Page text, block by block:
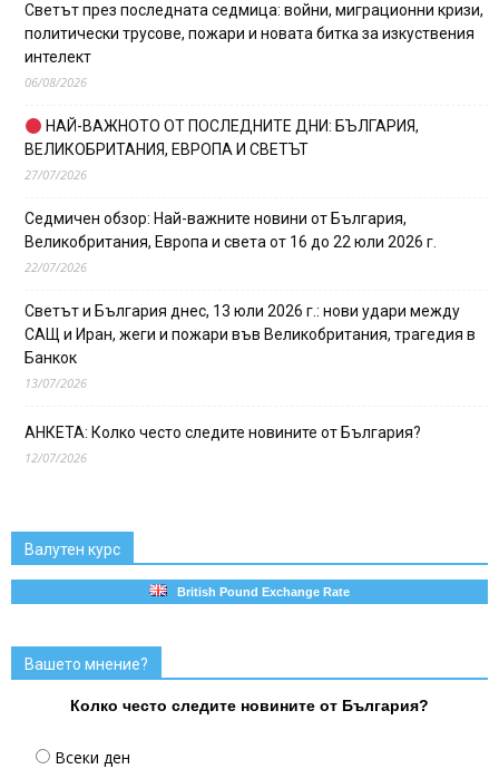
Светът през последната седмица: войни, миграционни кризи,
политически трусове, пожари и новата битка за изкуствения
интелект
06/08/2026
НАЙ-ВАЖНОТО ОТ ПОСЛЕДНИТЕ ДНИ: БЪЛГАРИЯ,
ВЕЛИКОБРИТАНИЯ, ЕВРОПА И СВЕТЪТ
27/07/2026
Седмичен обзор: Най-важните новини от България,
Великобритания, Европа и света от 16 до 22 юли 2026 г.
22/07/2026
Светът и България днес, 13 юли 2026 г.: нови удари между
САЩ и Иран, жеги и пожари във Великобритания, трагедия в
Банкок
13/07/2026
АНКЕТА: Колко често следите новините от България?
12/07/2026
Валутен курс
British Pound Exchange Rate
Вашето мнение?
Колко често следите новините от България?
Всеки ден